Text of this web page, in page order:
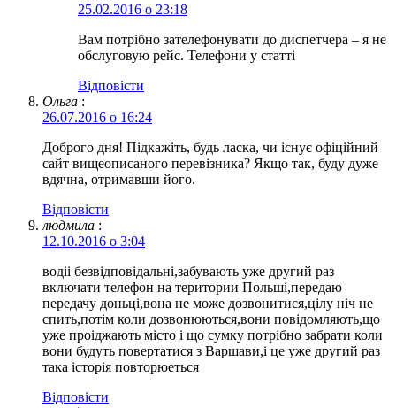
25.02.2016 о 23:18
Вам потрібно зателефонувати до диспетчера – я не
обслуговую рейс. Телефони у статті
Відповіcти
Ольга :
26.07.2016 о 16:24
Доброго дня! Підкажіть, будь ласка, чи існує офіційний
сайт вищеописаного перевізника? Якщо так, буду дуже
вдячна, отримавши його.
Відповіcти
людмила :
12.10.2016 о 3:04
водii безвiдповiдальнi,забувають уже другий раз
включати телефон на територии Польшi,передаю
передачу доньцi,вона не може дозвонитися,цiлу нiч не
спить,потiм коли дозвонюються,вони повiдомляють,що
уже проiджають мiсто i що сумку потрiбно забрати коли
вони будуть повертатися з Варшави,i це уже другий раз
така iсторiя повторюеться
Відповіcти